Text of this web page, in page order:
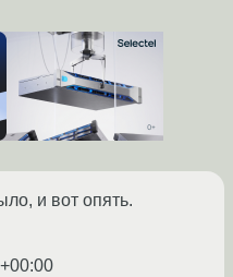
и вот опять.